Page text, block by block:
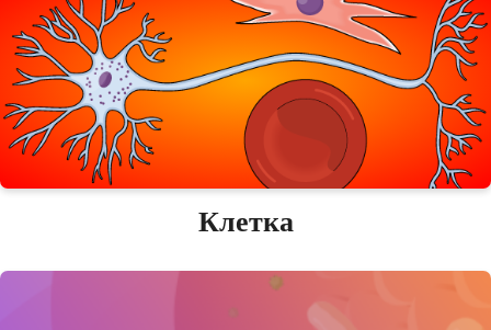
Клетка